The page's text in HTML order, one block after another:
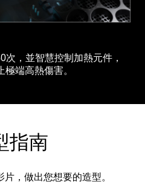
，並智慧控制加熱元件，
端高熱傷害。
指南
，做出您想要的造型。